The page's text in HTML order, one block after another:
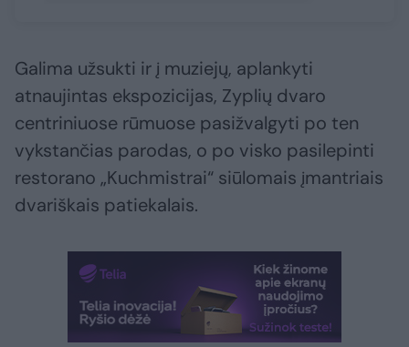
Galima užsukti ir į muziejų, aplankyti
atnaujintas ekspozicijas, Zyplių dvaro
centriniuose rūmuose pasižvalgyti po ten
vykstančias parodas, o po visko pasilepinti
restorano „Kuchmistrai“ siūlomais įmantriais
dvariškais patiekalais.